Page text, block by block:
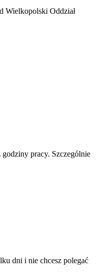
Wielkopolski Oddział
pracy. Szczególnie
dni i nie chcesz polegać